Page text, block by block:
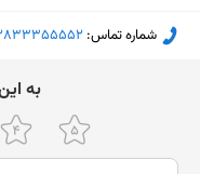
یکشنبه (امروز)
چهارشنبه
شماره تماس:
ﺑﻪ